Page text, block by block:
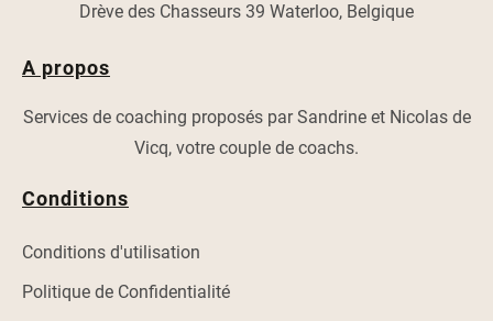
Drève des Chasseurs 39 Waterloo, Belgique
A propos
Services de coaching proposés par Sandrine et Nicolas de
Vicq, votre couple de coachs.
Conditions
Conditions d'utilisation
Politique de Confidentialité